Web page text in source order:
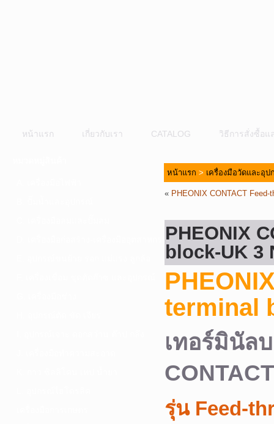
หน้าแรก เกี่ยวกับเรา CATALOG วิธีการสั่งซื้อแ
D. เครื่องมือก่อสร้าง-เครื่องมืออุตสาหกรรม
หน้าแรก > เครื่องมือวัดและอุ
« PHEONIX CONTACT
PHEONIX
block-UK 3
terminal
เทอร์มินัล
CONTACT
รุ่น Feed-